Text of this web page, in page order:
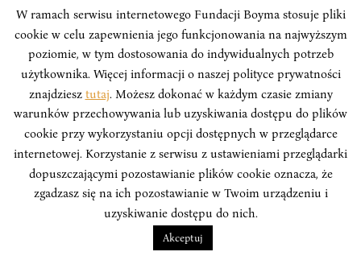
Odwiedź nas w mediach społecznościowych:
INSTYTUT BOYMA. WSZELKIE PRAWA ZASTRZEŻONE.
Polityka
Prywatności Serwisu Polityka Prywatności Fundacji
design Beata Świerczyńska , development Alan Głodek
W ramach serwisu internetowego Fundacji Boyma stosuje pliki
cookie w celu zapewnienia jego funkcjonowania na najwyższym
poziomie, w tym dostosowania do indywidualnych potrzeb
użytkownika. Więcej informacji o naszej polityce prywatności
znajdziesz tutaj. Możesz dokonać w każdym czasie zmiany
warunków przechowywania lub uzyskiwania dostępu do plików
cookie przy wykorzystaniu opcji dostępnych w przeglądarce
internetowej. Korzystanie z serwisu z ustawieniami przeglądarki
dopuszczającymi pozostawianie plików cookie oznacza, że
zgadzasz się na ich pozostawianie w Twoim urządzeniu i
uzyskiwanie dostępu do nich.
Akceptuj